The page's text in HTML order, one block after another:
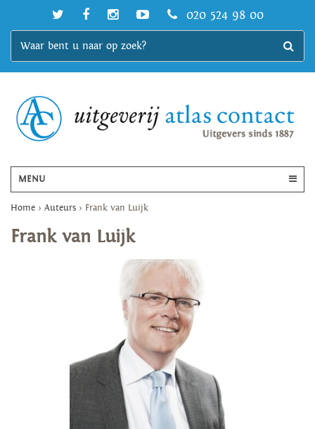
020 524 98 00
MENU
Home > Auteurs > Frank van Luijk
Frank van Luijk